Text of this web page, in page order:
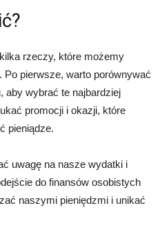
rzeczy, które możemy
pierwsze, warto porównywać
aby wybrać te najbardziej
promocji i okazji, które
pieniądze.
uwagę na nasze wydatki i
do finansów osobistych
naszymi pieniędzmi i unikać